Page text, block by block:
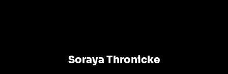
Soraya Thronicke